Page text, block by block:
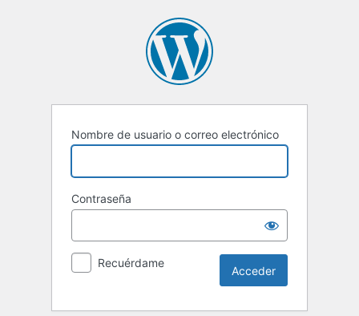
Nombre de usuario o correo electrónico
Contraseña
Recuérdame